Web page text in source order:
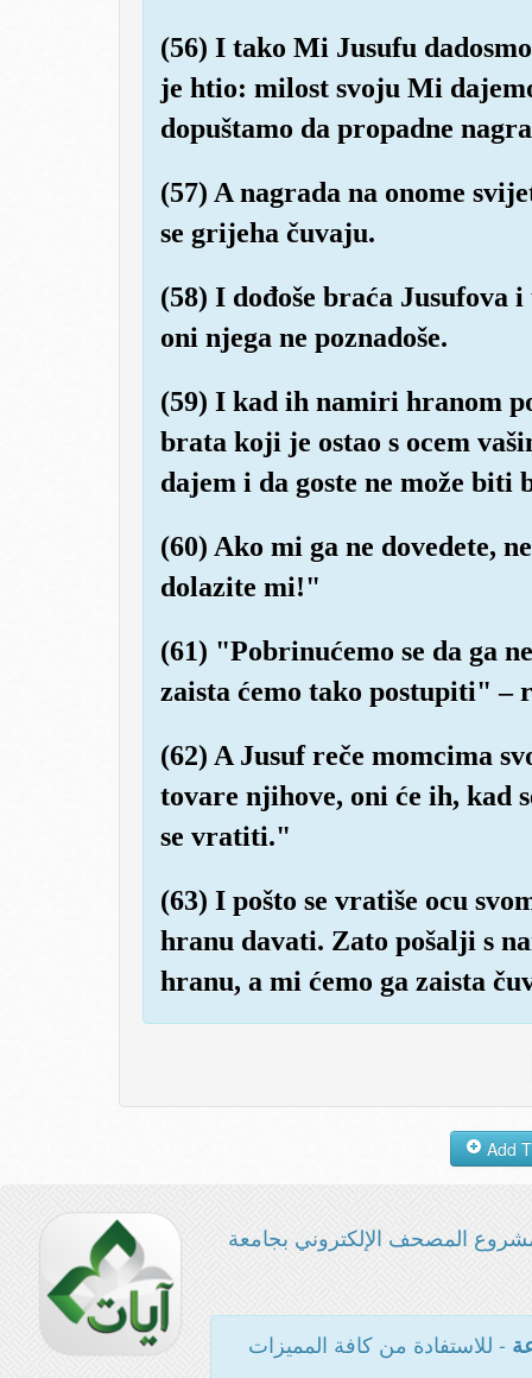
(56) I tako Mi Jusufu
je htio: milost svoju Mi
dopuštamo da propadne
(57) A nagrada na onome
se grijeha čuvaju.
(58) I dođoše braća Jusufova
oni njega ne poznadoše.
(59) I kad ih namiri hranom
brata koji je ostao s ocem
dajem i da goste ne može biti
(60) Ako mi ga ne dovedete,
dolazite mi!"
(61) "Pobrinućemo se da ga
zaista ćemo tako postupiti" –
(62) A Jusuf reče momcima
tovare njihove, oni će ih, kad
se vratiti."
(63) I pošto se vratiše ocu
hranu davati. Zato pošalji s
hranu, a mi ćemo ga zaista
المصحف الإلكتروني بجامعة
- للاستفادة من كافة المميزات